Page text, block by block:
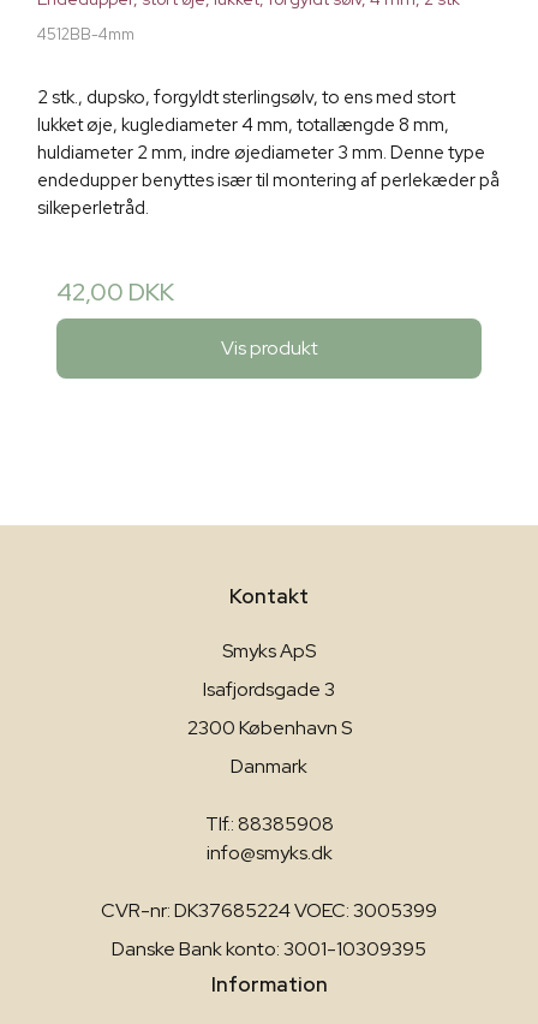
4512BB-4mm
2 stk., dupsko, forgyldt sterlingsølv, to ens med stort
lukket øje, kuglediameter 4 mm, totallængde 8 mm,
huldiameter 2 mm, indre øjediameter 3 mm. Denne type
endedupper benyttes især til montering af perlekæder på
silkeperletråd.
42,00 DKK
Vis produkt
Kontakt
Smyks ApS
Isafjordsgade 3
2300 København S
Danmark
Tlf.: 88385908
info@smyks.dk
CVR-nr: DK37685224 VOEC: 3005399
Danske Bank konto: 3001-10309395
Information